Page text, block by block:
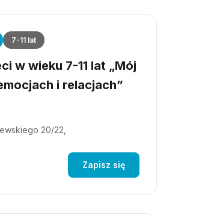
7-11 lat
w wieku 7-11 lat „Mój
i relacjach”
20/22,
Zapisz się